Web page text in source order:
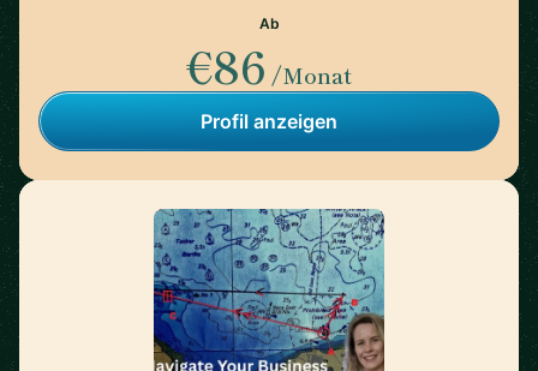
Ab
€86 /Monat
Profil anzeigen